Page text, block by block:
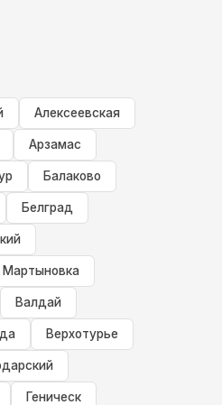
Алексеевская
Арзамас
Балаково
Белград
Валдай
Верхотурье
Геническ